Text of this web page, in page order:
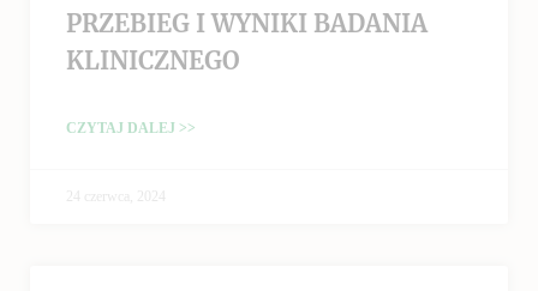
PRZEBIEG I WYNIKI BADANIA
KLINICZNEGO
CZYTAJ DALEJ >>
24 czerwca, 2024